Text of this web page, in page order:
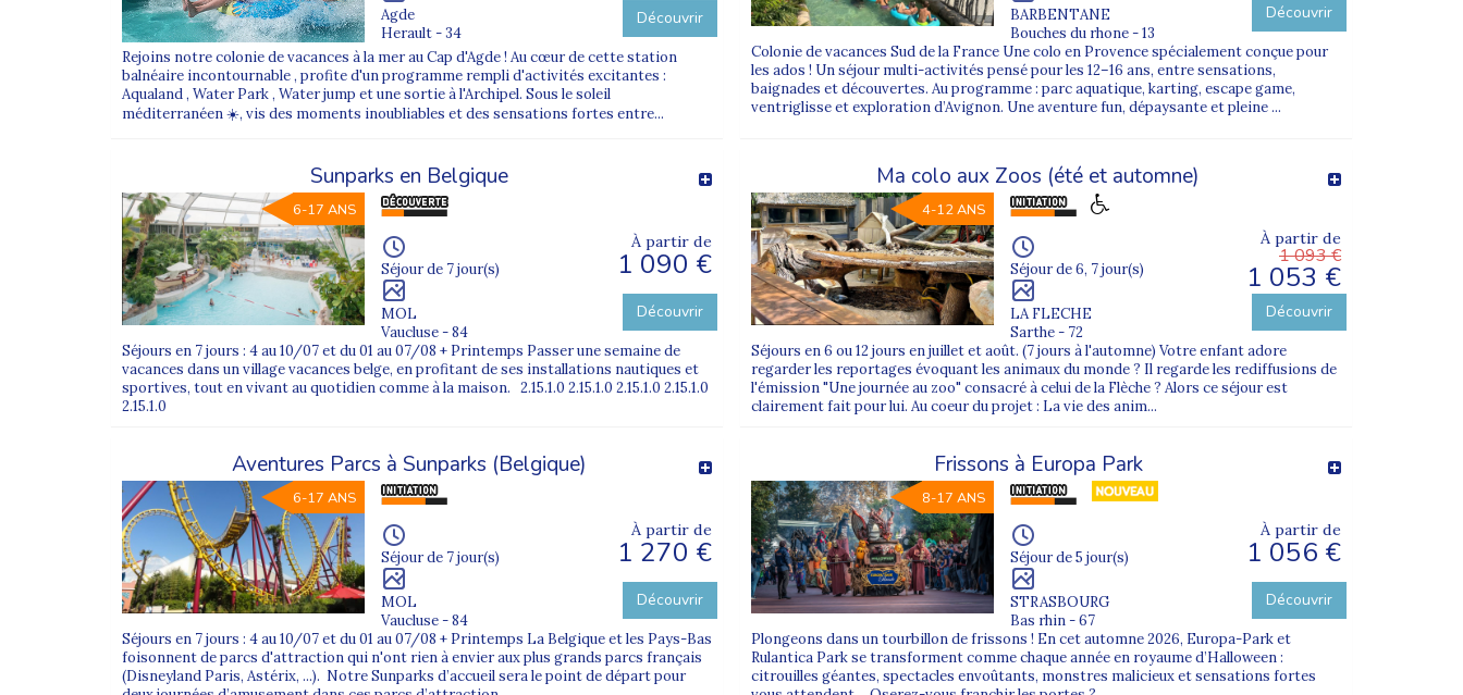
Agde
Herault - 34
Découvrir
Rejoins notre colonie de vacances à la mer au Cap d'Agde ! Au cœur de cette station
balnéaire incontournable , profite d'un programme rempli d'activités excitantes :
Aqualand , Water Park , Water jump et une sortie à l'Archipel. Sous le soleil
méditerranéen ☀️, vis des moments inoubliables et des sensations fortes entre...
BARBENTANE
Bouches du rhone - 13
Découvrir
Colonie de vacances Sud de la France Une colo en Provence spécialement conçue pour
les ados ! Un séjour multi-activités pensé pour les 12–16 ans, entre sensations,
baignades et découvertes. Au programme : parc aquatique, karting, escape game,
ventriglisse et exploration d’Avignon. Une aventure fun, dépaysante et pleine ...
Sunparks en Belgique
6-17 ANS
Séjour de 7 jour(s)
MOL
Vaucluse - 84
À partir de
1 090 €
Découvrir
Séjours en 7 jours : 4 au 10/07 et du 01 au 07/08 + Printemps Passer une semaine de
vacances dans un village vacances belge, en profitant de ses installations nautiques et
sportives, tout en vivant au quotidien comme à la maison. 2.15.1.0 2.15.1.0 2.15.1.0 2.15.1.0
2.15.1.0
Ma colo aux Zoos (été et automne)
4-12 ANS
Séjour de 6, 7 jour(s)
LA FLECHE
Sarthe - 72
À partir de
1 093 €
1 053 €
Découvrir
Séjours en 6 ou 12 jours en juillet et août. (7 jours à l'automne) Votre enfant adore
regarder les reportages évoquant les animaux du monde ? Il regarde les rediffusions de
l'émission "Une journée au zoo" consacré à celui de la Flèche ? Alors ce séjour est
clairement fait pour lui. Au coeur du projet : La vie des anim...
Aventures Parcs à Sunparks (Belgique)
6-17 ANS
Séjour de 7 jour(s)
MOL
Vaucluse - 84
À partir de
1 270 €
Découvrir
Séjours en 7 jours : 4 au 10/07 et du 01 au 07/08 + Printemps La Belgique et les Pays-Bas
foisonnent de parcs d'attraction qui n'ont rien à envier aux plus grands parcs français
(Disneyland Paris, Astérix, ...). Notre Sunparks d’accueil sera le point de départ pour
Frissons à Europa Park
8-17 ANS
Séjour de 5 jour(s)
STRASBOURG
Bas rhin - 67
À partir de
1 056 €
Découvrir
Plongeons dans un tourbillon de frissons ! En cet automne 2026, Europa-Park et
Rulantica Park se transforment comme chaque année en royaume d’Halloween :
citrouilles géantes, spectacles envoûtants, monstres malicieux et sensations fortes